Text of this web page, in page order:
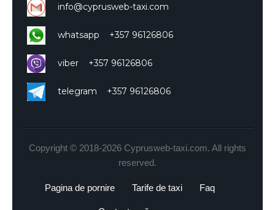
info@cyprusweb-taxi.com
whatsapp +357 96126806
viber +357 96126806
telegram +357 96126806
Copyright © 2018-2026 Cyprusweb-taxi.com. All rights
reserved.
Pagina de pornire Tarife de taxi Faq